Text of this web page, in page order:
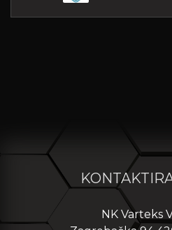
NK Varteks